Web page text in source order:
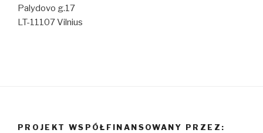
Palydovo g.17
LT-11107 Vilnius
PROJEKT WSPÓŁFINANSOWANY PRZEZ: